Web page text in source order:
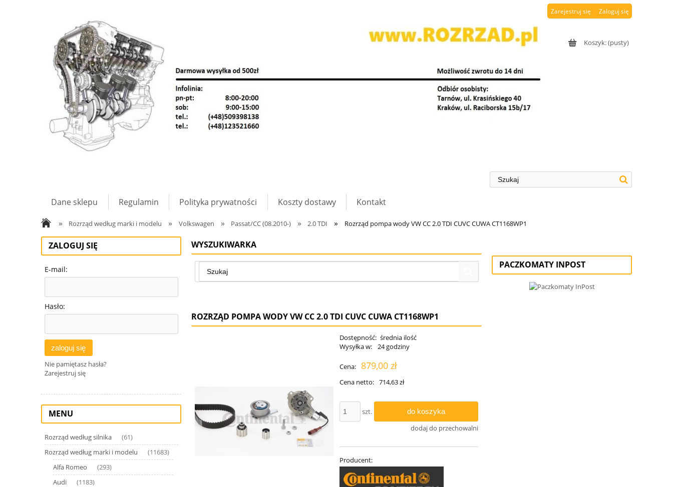
Zarejestruj się Zaloguj się
Koszyk:(pusty)
Dane sklepu Regulamin Polityka prywatności Koszty dostawy
Kontakt
»
Rozrząd według marki i modelu » Volkswagen » Passat/CC (08.2010-) » 2.0 TDI » Rozrząd pompa wody VW CC 2.0 TDI CUVC CUWA CT1168WP1
ZALOGUJ SIĘ
E-mail:
Hasło:
zaloguj się
Nie pamiętasz hasła?
Zarejestruj się
MENU
Rozrząd według silnika (61)
Rozrząd według marki i modelu (11683)
Alfa Romeo (293)
Audi (1183)
WYSZUKIWARKA
ROZRZĄD POMPA WODY VW CC 2.0 TDI CUVC CUWA CT1168WP1
Dostępność: średnia ilość
Wysyłka w:
24 godziny
Cena: 879,00 zł
Cena netto: 714,63 zł
szt. do koszyka
dodaj do przechowalni
Producent:
PACZKOMATY INPOST